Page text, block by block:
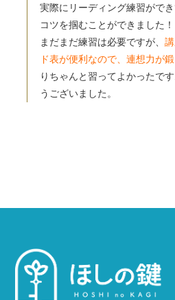
実際にリーディング練習がで
コツを掴むことができました！
まだまだ練習は必要ですが、
ド表が便利なので、連想力が
りちゃんと習ってよかったで
うございました。